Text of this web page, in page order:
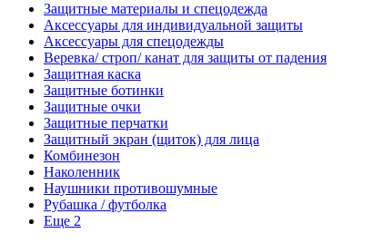
Защитные материалы и спецодежда
Аксессуары для индивидуальной защиты
Аксессуары для спецодежды
Веревка/ строп/ канат для защиты от падения
Защитная каска
Защитные ботинки
Защитные очки
Защитные перчатки
Защитный экран (щиток) для лица
Комбинезон
Наколенник
Наушники противошумные
Рубашка / футболка
Еще 2